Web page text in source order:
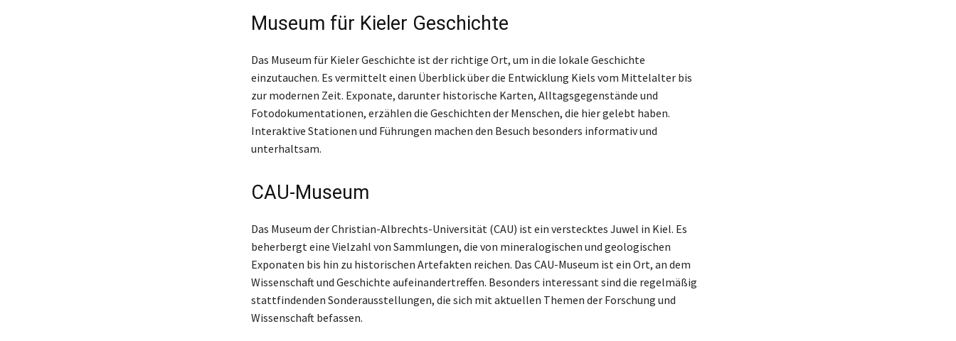
Museum für Kieler Geschichte
Das Museum für Kieler Geschichte ist der richtige Ort, um in die lokale Geschichte
einzutauchen. Es vermittelt einen Überblick über die Entwicklung Kiels vom Mittelalter bis
zur modernen Zeit. Exponate, darunter historische Karten, Alltagsgegenstände und
Fotodokumentationen, erzählen die Geschichten der Menschen, die hier gelebt haben.
Interaktive Stationen und Führungen machen den Besuch besonders informativ und
unterhaltsam.
CAU-Museum
Das Museum der Christian-Albrechts-Universität (CAU) ist ein verstecktes Juwel in Kiel. Es
beherbergt eine Vielzahl von Sammlungen, die von mineralogischen und geologischen
Exponaten bis hin zu historischen Artefakten reichen. Das CAU-Museum ist ein Ort, an dem
Wissenschaft und Geschichte aufeinandertreffen. Besonders interessant sind die regelmäßig
stattfindenden Sonderausstellungen, die sich mit aktuellen Themen der Forschung und
Wissenschaft befassen.